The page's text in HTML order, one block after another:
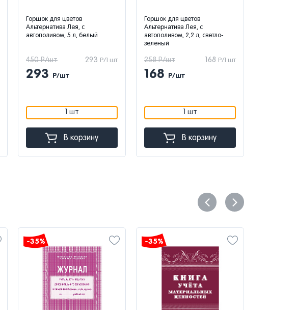
Горшок для цветов
Альтернатива Лея, с
автополивом, 5 л, белый
293 Р/1 шт
450 Р/шт
293 Р/шт
1 шт
В корзину
Горшок для цветов
Альтернатива Лея, с
автополивом, 2,2 л, светло-
зеленый
168 Р/1 шт
258 Р/шт
168 Р/шт
1 шт
В корзину
-35% -35%